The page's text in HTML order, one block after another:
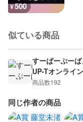
¥500
似ている商品
すーぱーぷー
UP-Tオンライ
商品数192
同じ作者の商品